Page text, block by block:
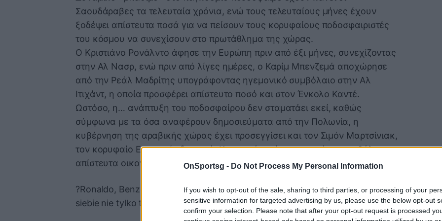
OnSportsg - Do Not Process My Personal Information
If you wish to opt-out of the sale, sharing to third parties, or processing of your
sensitive information for targeted advertising by us, please use the below opt-out
confirm your selection. Please note that after your opt-out request is processed
Σαουδάραβες τα τελευταία χρόνια, ενώ τους τελευταίους μήνες έχουν
ξοδέψει απίστευτα ποσά για να πείσουν τους κορυφαίους ποδοσφαιριστές
του κόσμου να συνεχίσουν στο πρωτάθλημα της χώρας.
Ο Κριστιάνο Ρονάλντο άφησε την Ευρώπη πριν από έξι μήνες, συνεχίζοντας
στην Αλ Νασρ, ενώ πριν από λίγες ημέρες, ο Καρίμ Μπενζεμά αποχώρησε
από την Ρεάλ Μαδρίτης υπογράφοντας ηγεμονικό συμβόλαιο στην Αλ
Ιτιχάντ, η οποία προσφέρει απίστευτο ποσό και στον Ένκολο Καντέ.
Ωστόσο, η… ανάπτυξη του ποδοσφαίρου δεν σταματάει εκεί, καθώς
σύμφωνα με τα όσα αναφέρουν δημοσιεύματα από την Πολωνία, η
κυβέρνηση της αραβικής χώρας έχει προσεγγίσει και τον Σιμόν Μαρτσίνιακ,
τον κορυφαίο Ευρωπαίο διαιτητή. Και η πρότασή της αφορά σε συμβόλαιο με
απίστευτα οικονομικά δεδομένα.
?Ronaldo, Benzema i... Szymon Marciniak? Arabia Saudyjska chce mieć u
siebie nie tylko topowych piłkarzy.